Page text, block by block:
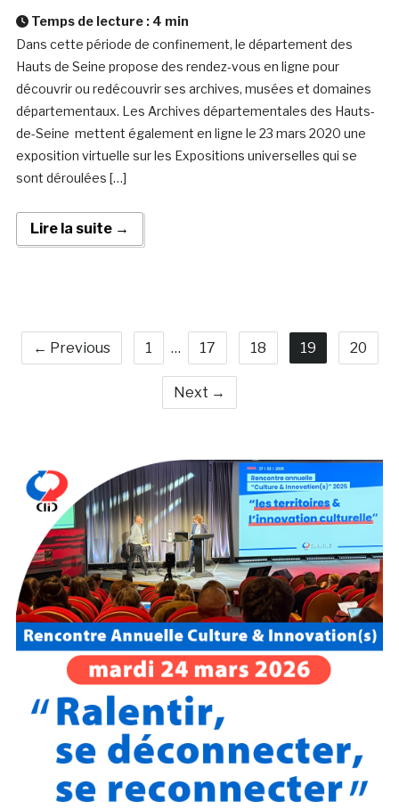
Temps de lecture : 4 min
Dans cette période de confinement, le département des
Hauts de Seine propose des rendez-vous en ligne pour
découvrir ou redécouvrir ses archives, musées et domaines
départementaux. Les Archives départementales des Hauts-
de-Seine mettent également en ligne le 23 mars 2020 une
exposition virtuelle sur les Expositions universelles qui se
sont déroulées […]
Lire la suite →
← Previous 1 … 17 18 19 20
Next →